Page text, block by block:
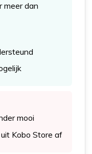
meer dan
mooi
Kobo Store af